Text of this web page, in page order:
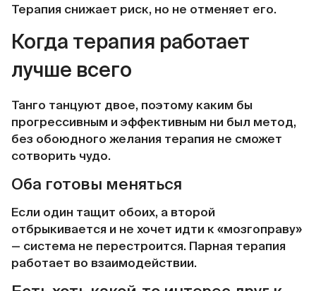
Терапия снижает риск, но не отменяет его.
Когда терапия работает
лучше всего
Танго танцуют двое, поэтому каким бы
прогрессивным и эффективным ни был метод,
без обоюдного желания терапия не сможет
сотворить чудо.
Оба готовы меняться
Если один тащит обоих, а второй
отбрыкивается и не хочет идти к «мозгоправу»
— система не перестроится. Парная терапия
работает во взаимодействии.